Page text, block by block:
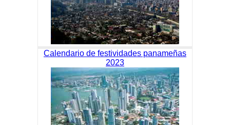
Calendario de festividades panameñas
2023